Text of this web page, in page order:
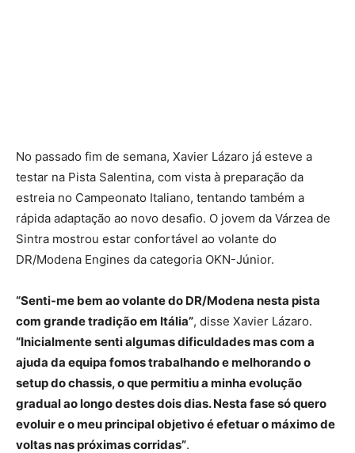
No passado fim de semana, Xavier Lázaro já esteve a
testar na Pista Salentina, com vista à preparação da
estreia no Campeonato Italiano, tentando também a
rápida adaptação ao novo desafio. O jovem da Várzea de
Sintra mostrou estar confortável ao volante do
DR/Modena Engines da categoria OKN-Júnior.
“Senti-me bem ao volante do DR/Modena nesta pista
com grande tradição em Itália”, disse Xavier Lázaro.
“Inicialmente senti algumas dificuldades mas com a
ajuda da equipa fomos trabalhando e melhorando o
setup do chassis, o que permitiu a minha evolução
gradual ao longo destes dois dias. Nesta fase só quero
evoluir e o meu principal objetivo é efetuar o máximo de
voltas nas próximas corridas”.